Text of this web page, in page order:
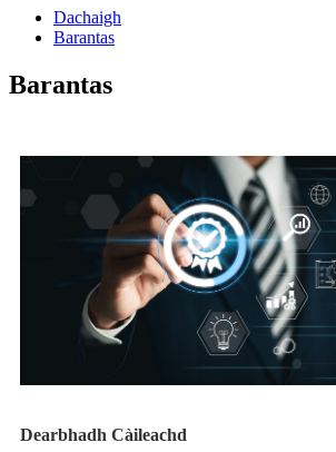
Dachaigh
Barantas
Barantas
Dearbhadh Càileachd